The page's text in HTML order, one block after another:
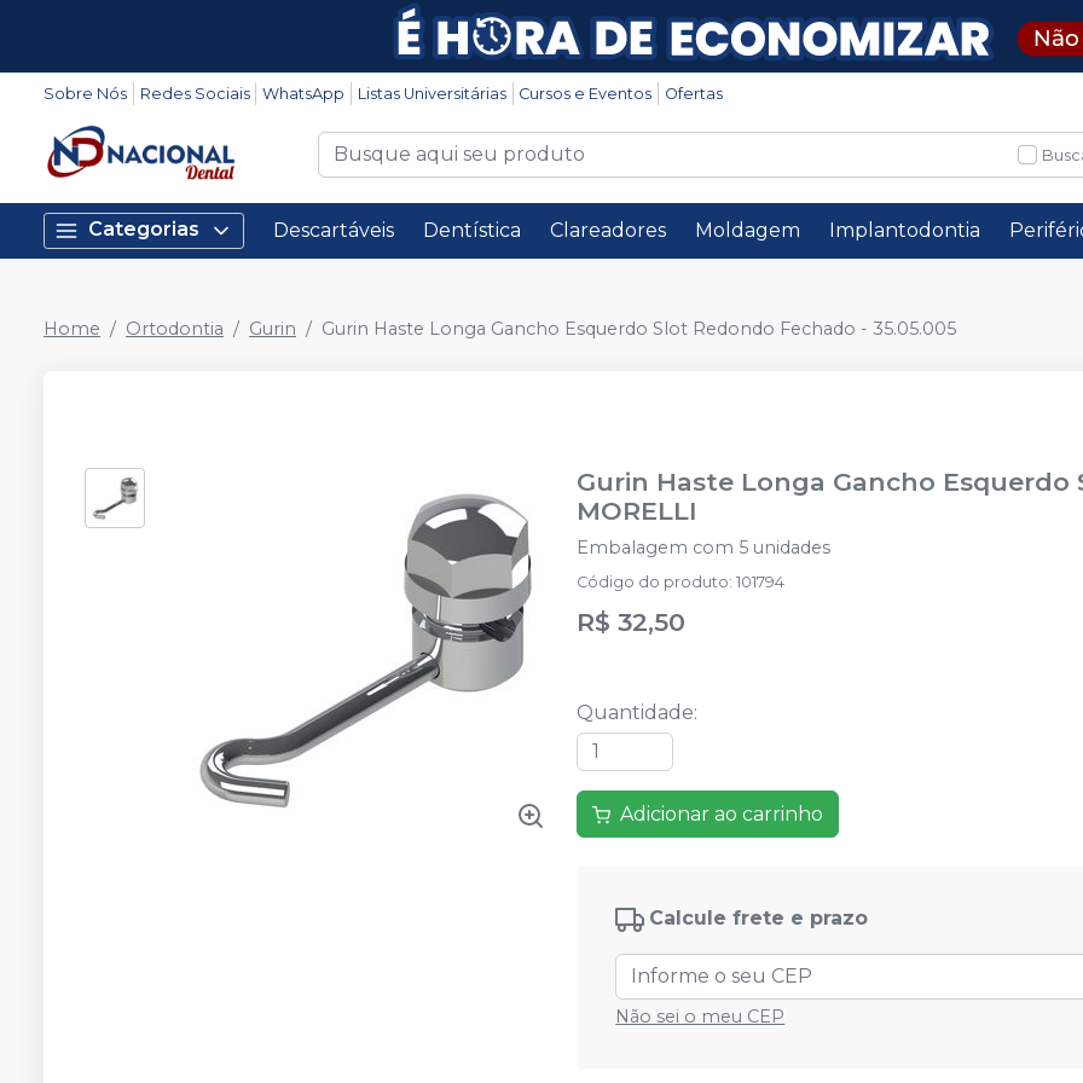
Sobre Nós Redes Sociais WhatsApp Listas Universitárias Cursos e Eventos Ofertas
Categorias Descartáveis Dentística Clareadores Moldagem Implantodontia
Home Ortodontia Gurin Gurin Haste Longa Gancho Esquerdo Slot Redondo Fechado - 35.05.005
Gurin Haste Longa Gancho Esquerdo
MORELLI
Embalagem com 5 unidades
Código do produto:101794
R$ 32,50
Quantidade:
Adicionar ao carrinho
Calcule frete e prazo
Não sei o meu CEP